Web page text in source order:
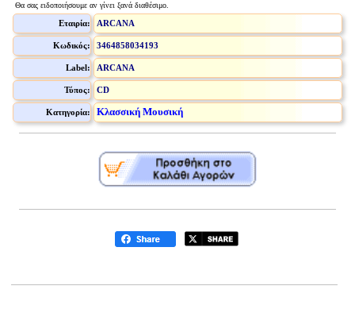
Θα σας ειδοποιήσουμε αν γίνει ξανά διαθέσιμο.
Εταιρία: ARCANA
Κωδικός: 3464858034193
Label: ARCANA
Τύπος: CD
Κατηγορία: Κλασσική Μουσική